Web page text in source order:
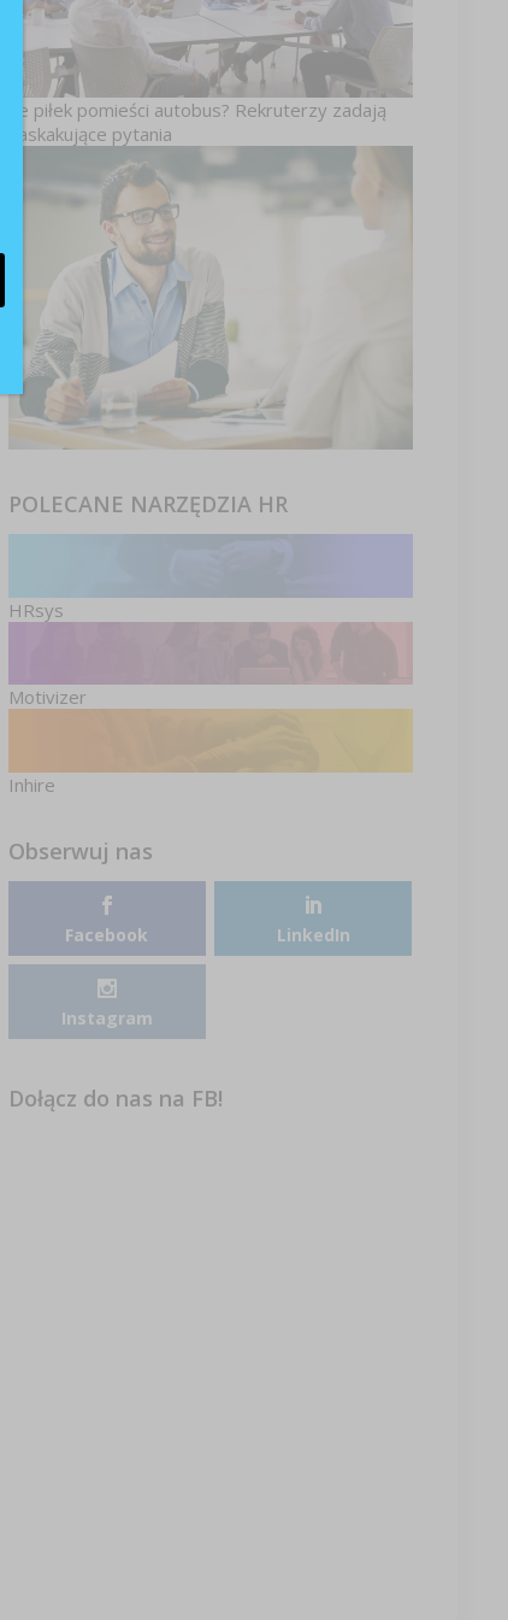
Ile piłek pomieści autobus? Rekruterzy zadają
zaskakujące pytania
POLECANE NARZĘDZIA HR
HRsys
Motivizer
Inhire
Obserwuj nas
Facebook LinkedIn
Instagram
Dołącz do nas na FB!